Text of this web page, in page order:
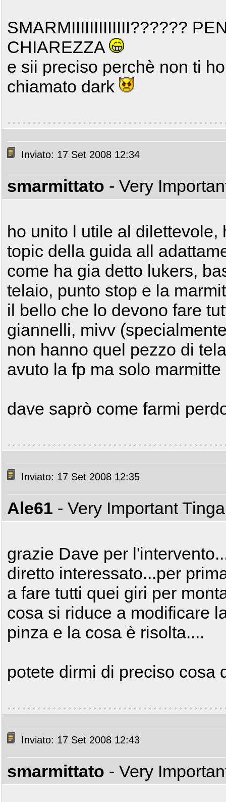
SMARMIIIIIIIIIIIII??????
CHIAREZZA
e sii preciso perchè non ti
chiamato dark
Inviato: 17 Set 2008 12:34
smarmittato - Very
ho unito l utile al
topic della guida all
come ha gia detto lukers,
telaio, punto stop e la
il bello che lo devono fare
giannelli, mivv
non hanno quel pezzo di
avuto la fp ma solo
dave saprò come farmi
Inviato: 17 Set 2008 12:35
Ale61 - Very Important
grazie Dave per
diretto interessato...per
a fare tutti quei giri per
cosa si riduce a modificare
pinza e la cosa è risolta....
potete dirmi di preciso cosa
Inviato: 17 Set 2008 12:43
smarmittato - Very